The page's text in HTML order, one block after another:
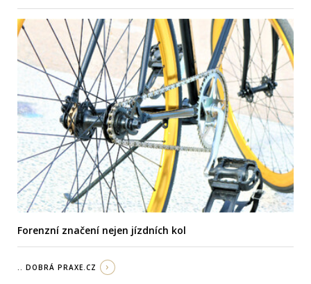
Forenzní značení nejen jízdních kol
.. DOBRÁ PRAXE.CZ